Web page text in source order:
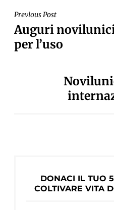
NAVIGAZIONE
ARTICOLI
Previous Post
Auguri
per l’uso
DONACI IL TUO
COLTIVARE VITA